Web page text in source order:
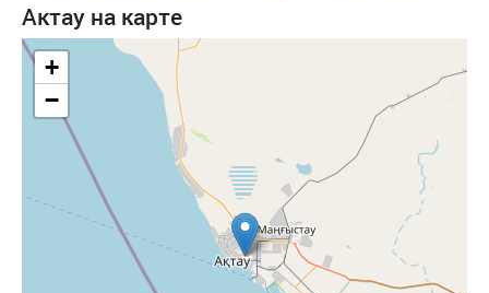
Актау на карте
+
−